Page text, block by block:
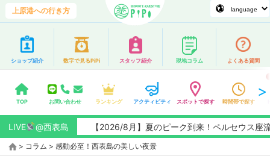
上原港への行き方
ショップ紹介 数字で見るPiPi スタッフ紹介 現地コラム よくある質問
TOP お問い合わせ ランキング アクティビティ スポットで探す 時間帯で探す
LIVE @西表島【2026/8月】夏のピーク到来！ペルセウス座流星群観
> コラム > 感動必至！西表島の美しい夜景